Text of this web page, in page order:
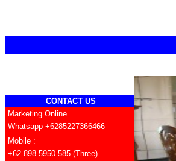
CONTACT US
Marketing Online
Whatsapp +6285227366466
Mobile :
+62.898 5950 585 (Three)